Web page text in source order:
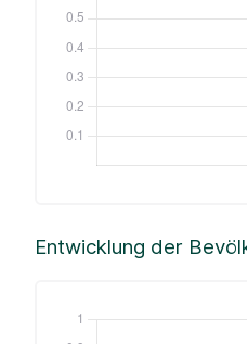
Entwicklung der